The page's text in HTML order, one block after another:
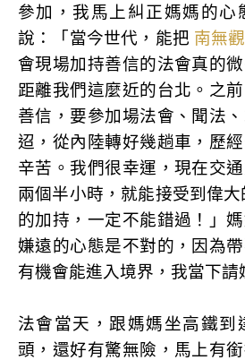
參加，我馬上糾正媽媽的心
說：「當今世代，能把 南無
會現場加持善信的法會真的
距離我們這麼近的台北。之
善信，要參加場法會、聞法
迢，從內陸轉好幾趟車，歷
辛苦。我們很幸運，現在交
兩個半小時，就能接受到偉
的加持，一定不能錯過！」
嫌遠的心態是不對的，因為
有機會能進入境界，我當下請
法會當天，跟媽媽坐高鐵到
頭，還好有驚無險，馬上有